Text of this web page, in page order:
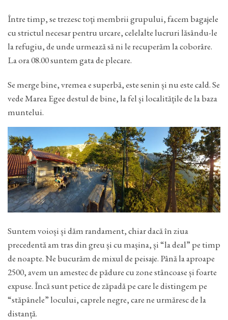
Între timp, se trezesc toți membrii grupului, facem bagajele
cu strictul necesar pentru urcare, celelalte lucruri lăsându-le
la refugiu, de unde urmează să ni le recuperăm la coborâre.
La ora 08.00 suntem gata de plecare.
Se merge bine, vremea e superbă, este senin și nu este cald. Se
vede Marea Egee destul de bine, la fel și localitățile de la baza
muntelui.
Suntem voioși și dăm randament, chiar dacă în ziua
precedentă am tras din greu și cu mașina, și “la deal” pe timp
de noapte. Ne bucurăm de mixul de peisaje. Până la aproape
2500, avem un amestec de pădure cu zone stâncoase și foarte
expuse. Încă sunt petice de zăpadă pe care le distingem pe
“stăpânele” locului, caprele negre, care ne urmăresc de la
distanță.